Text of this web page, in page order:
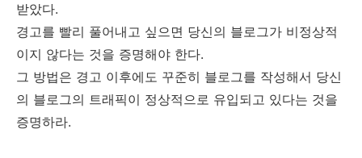
받았다.
경고를 빨리 풀어내고 싶으면 당신의 블로그가 비정상적
이지 않다는 것을 증명해야 한다.
그 방법은 경고 이후에도 꾸준히 블로그를 작성해서 당신
의 블로그의 트래픽이 정상적으로 유입되고 있다는 것을
증명하라.